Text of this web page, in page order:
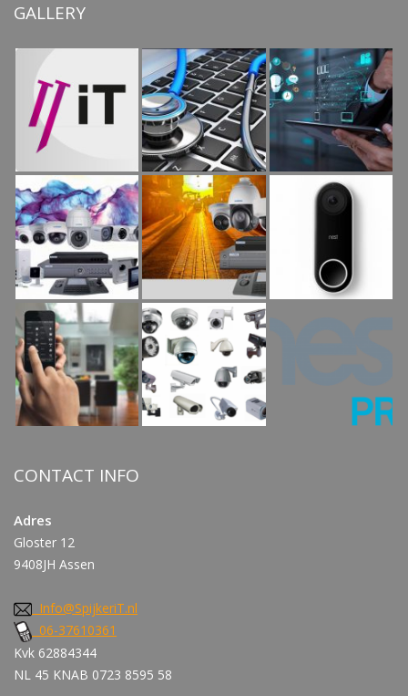
GALLERY
CONTACT INFO
Adres
Gloster 12
9408JH Assen
Info@SpijkeriT.nl
06-37610361
Kvk 62884344
NL 45 KNAB 0723 8595 58